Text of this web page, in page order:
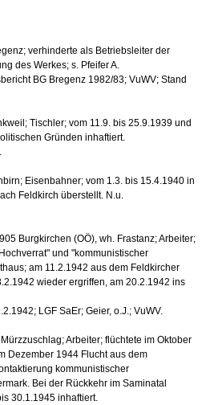
verhinderte als Betriebsleiter der
des Werkes; s. Pfeifer A.
BG Bregenz 1982/83; VuWV; Stand
Tischler; vom 11.9. bis 25.9.1939 und
Gründen inhaftiert.
Eisenbahner; vom 1.3. bis 15.4.1940 in
Feldkirch überstellt. N.u.
Burgkirchen (OÖ), wh. Frastanz; Arbeiter;
und "kommunistischer
am 11.2.1942 aus dem Feldkircher
wieder ergriffen, am 20.2.1942 ins
LGF SaEr; Geier, o.J.; VuWV.
Arbeiter; flüchtete im Oktober
Dezember 1944 Flucht aus dem
kommunistischer
Bei der Rückkehr im Saminatal
30.1.1945 inhaftiert.